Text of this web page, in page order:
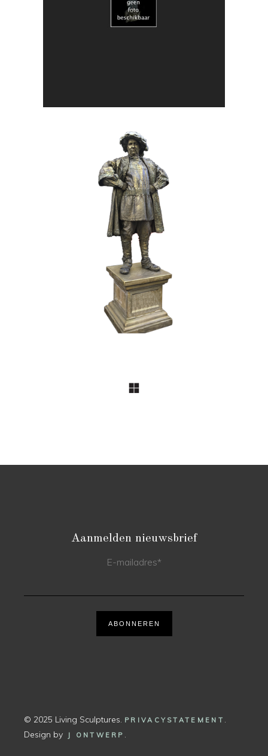
018 Duo Obscuria
BRONS HISTORIE
017 De Hertog
Aanmelden nieuwsbrief
E-mailadres*
ABONNEREN
© 2025 Living Sculptures. PRIVACYSTATEMENT .
Design by
J ONTWERP .